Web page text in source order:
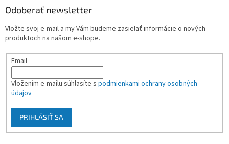
Odoberať newsletter
Vložte svoj e-mail a my Vám budeme zasielať informácie o nových
produktoch na našom e-shope.
Email
Vložením e-mailu súhlasíte s podmienkami ochrany osobných
údajov
PRIHLÁSIŤ SA